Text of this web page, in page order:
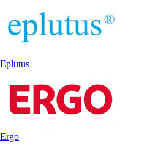
Eplutus
Ergo